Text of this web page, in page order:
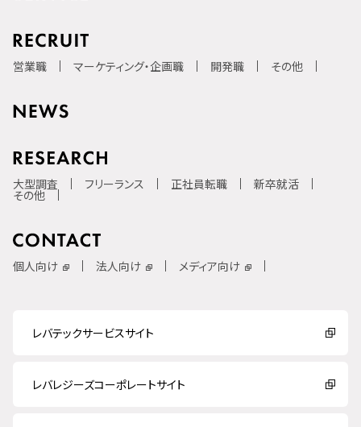
営業職 マーケティング・企画職 開発職 その他
大型調査 フリーランス 正社員転職 新卒就活
その他
個人向け 法人向け メディア向け
レバテックサービスサイト
レバレジーズコーポレートサイト